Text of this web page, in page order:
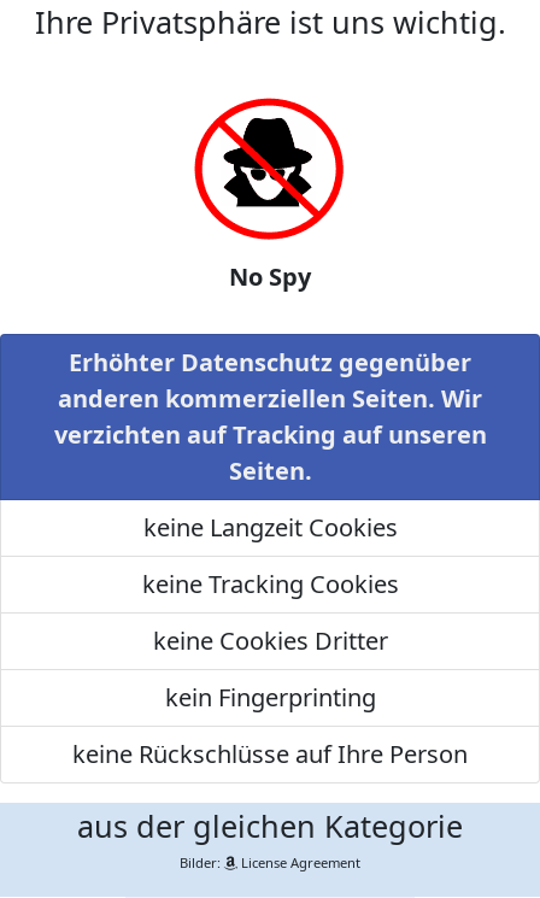
Ihre Privatsphäre ist uns wichtig.
No Spy
Erhöhter Datenschutz gegenüber
anderen kommerziellen Seiten. Wir
verzichten auf Tracking auf unseren
Seiten.
keine Langzeit Cookies
keine Tracking Cookies
keine Cookies Dritter
kein Fingerprinting
keine Rückschlüsse auf Ihre Person
aus der gleichen Kategorie
Bilder: License Agreement